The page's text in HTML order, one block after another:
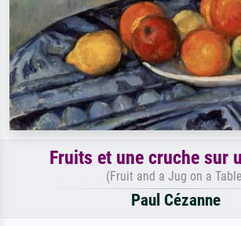
Fruits et une cruche sur
(Fruit and a Jug on a
Paul Cézanne